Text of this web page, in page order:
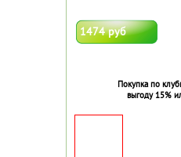
1474 руб
Покупка по
выгоду 15%